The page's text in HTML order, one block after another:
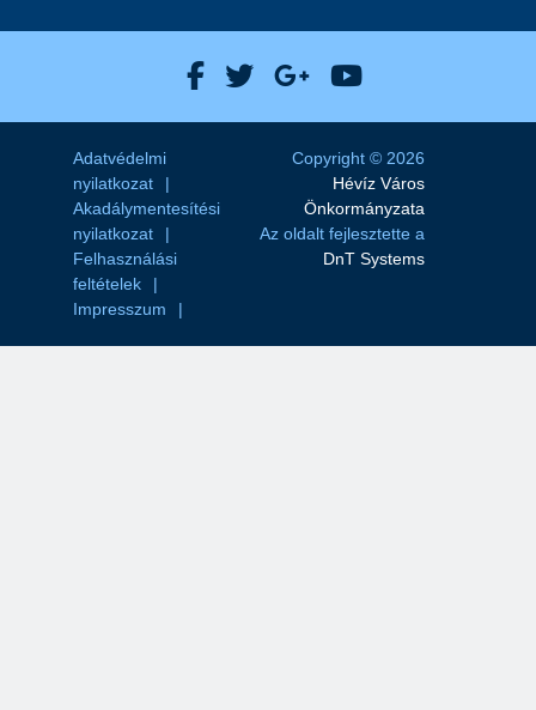
Hévíz Város Facebook
Hévíz Város X
Hévíz Város
Hévíz Város
Adatvédelmi
nyilatkozat
Akadálymentesítési
nyilatkozat
Felhasználási
feltételek
Impresszum
Copyright © 2026
Hévíz Város
Önkormányzata
Az oldalt fejlesztette a
DnT Systems